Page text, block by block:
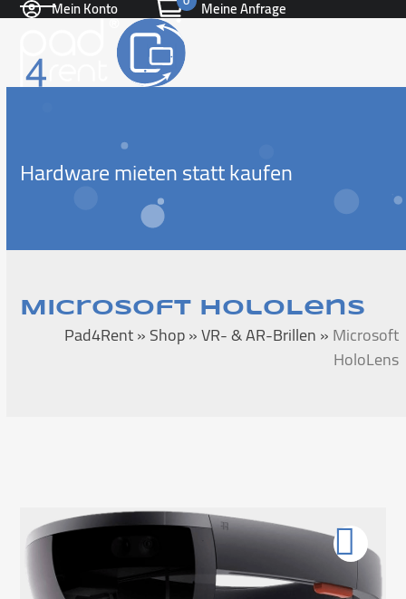
Skip
content
Mein Konto Meine Anfrage
Open
mobile
menu
Close
mobile
menu
Hardware mieten statt kaufen
Microsoft HoloLens
Pad4Rent»Shop»VR- & AR-Brillen»Microsoft
HoloLens